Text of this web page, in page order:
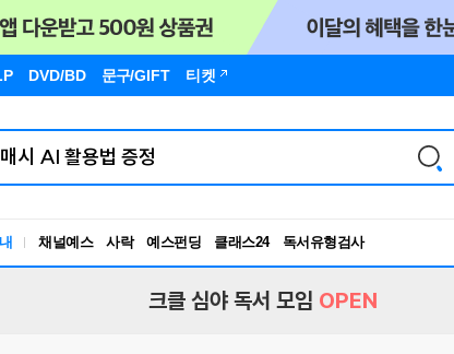
DVD/BD 문구/GIFT 티켓
채널예스 사락 예스펀딩 클래스24
독서유형검사
RBTI Lab
크클 심야 독서 모임 OPEN